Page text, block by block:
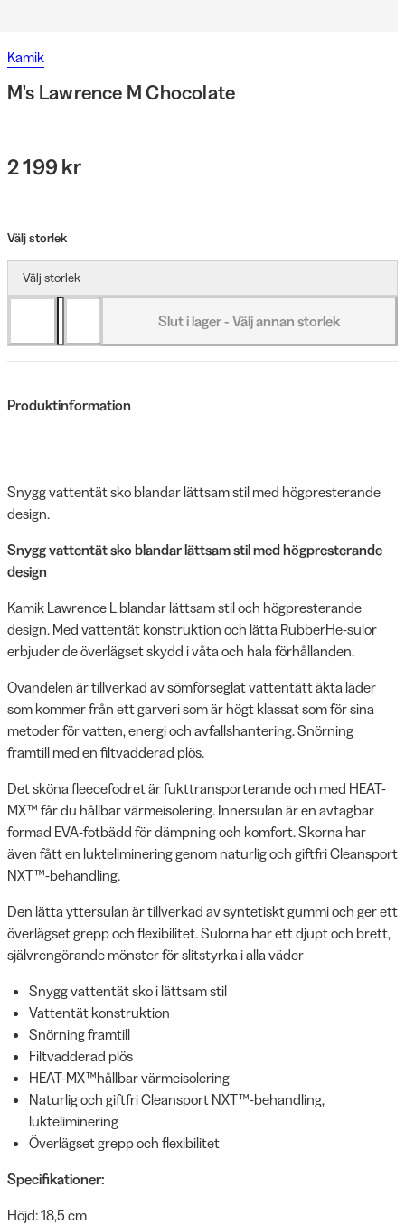
Kamik
M's Lawrence M Chocolate
2 199 kr
Välj storlek
Välj storlek
Slut i lager - Välj annan storlek
Produktinformation
Snygg vattentät sko blandar lättsam stil med högpresterande
design.
Snygg vattentät sko blandar lättsam stil med högpresterande
design
Kamik Lawrence L blandar lättsam stil och högpresterande
design. Med vattentät konstruktion och lätta RubberHe-sulor
erbjuder de överlägset skydd i våta och hala förhållanden.
Ovandelen är tillverkad av sömförseglat vattentätt äkta läder
som kommer från ett garveri som är högt klassat som för sina
metoder för vatten, energi och avfallshantering. Snörning
framtill med en filtvadderad plös.
Det sköna fleecefodret är fukttransporterande och med HEAT-
MX™ får du hållbar värmeisolering. Innersulan är en avtagbar
formad EVA-fotbädd för dämpning och komfort. Skorna har
även fått en lukteliminering genom naturlig och giftfri Cleansport
NXT™-behandling.
Den lätta yttersulan är tillverkad av syntetiskt gummi och ger ett
överlägset grepp och flexibilitet. Sulorna har ett djupt och brett,
självrengörande mönster för slitstyrka i alla väder
Snygg vattentät sko i lättsam stil
Vattentät konstruktion
Snörning framtill
Filtvadderad plös
HEAT-MX™hållbar värmeisolering
Naturlig och giftfri Cleansport NXT™-behandling,
lukteliminering
Överlägset grepp och flexibilitet
Specifikationer:
Höjd: 18,5 cm